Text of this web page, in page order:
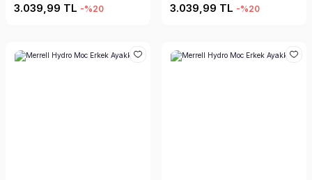
3.039,99 TL -%20 3.039,99 TL -%20